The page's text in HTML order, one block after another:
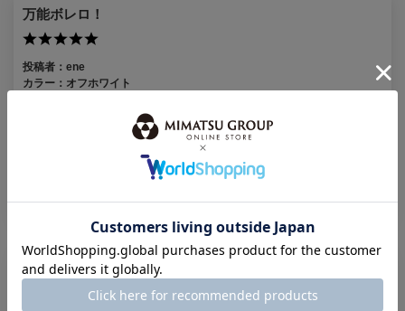
万能ボレロ！
投稿者： ene
カラー： オフホワイト
シンプルで何でも合わせやすいです♪レースのドレスにもくどくならない
し、無地のドレスも華やかに見えるし、動きやすくて万能です！色もイメ
ージ通りで、手持ちのオフホワイトのバッグと色味がぴったり合いまし
二の腕カバーに◎